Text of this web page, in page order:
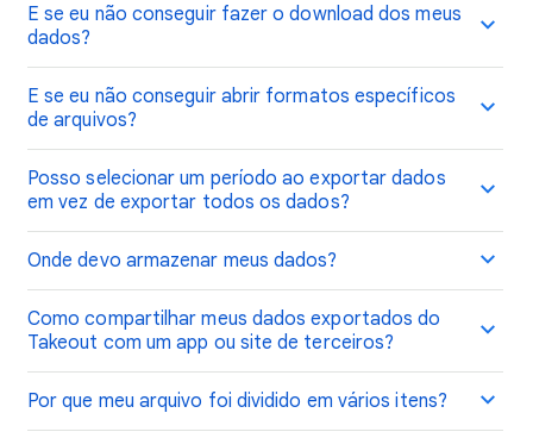
E se eu não conseguir fazer o download dos meus
dados?
E se eu não conseguir abrir formatos específicos
de arquivos?
Posso selecionar um período ao exportar dados
em vez de exportar todos os dados?
Onde devo armazenar meus dados?
Como compartilhar meus dados exportados do
Takeout com um app ou site de terceiros?
Por que meu arquivo foi dividido em vários itens?